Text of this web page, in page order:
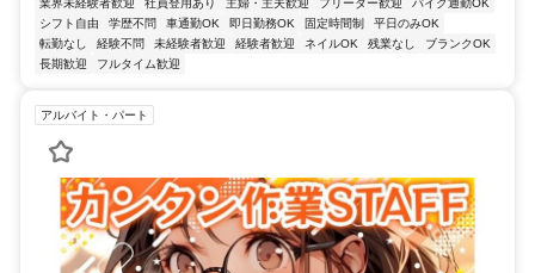
業界未経験者歓迎 社員登用あり 主婦・主夫歓迎 フリーター歓迎
バイク通勤OK
シフト自由
学歴不問 車通勤OK 即日勤務OK 固定時間制
平日のみOK
転勤なし
経験不問 未経験者歓迎 経験者歓迎 ネイルOK 残業なし
ブランクOK
長期歓迎
フルタイム歓迎
アルバイト・パート